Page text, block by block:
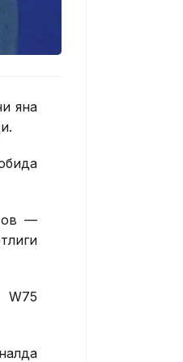
яна
—